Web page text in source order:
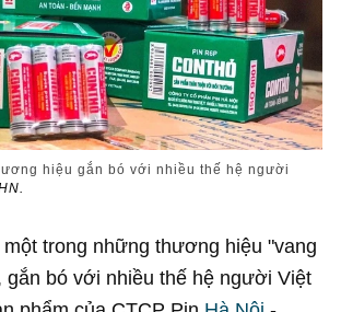
hiệu gắn bó với nhiều thế hệ người
trong những thương hiệu "vang
gắn bó với nhiều thế hệ người Việt